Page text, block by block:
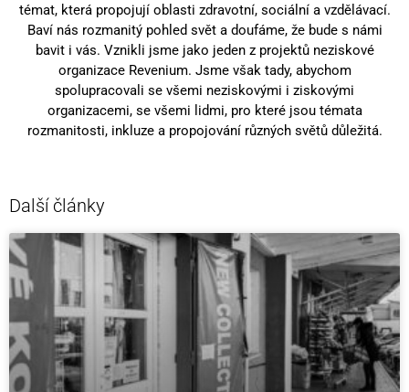
témat, která propojují oblasti zdravotní, sociální a vzdělávací.
Baví nás rozmanitý pohled svět a doufáme, že bude s námi
bavit i vás. Vznikli jsme jako jeden z projektů neziskové
organizace Revenium. Jsme však tady, abychom
spolupracovali se všemi neziskovými i ziskovými
organizacemi, se všemi lidmi, pro které jsou témata
rozmanitosti, inkluze a propojování různých světů důležitá.
Další články